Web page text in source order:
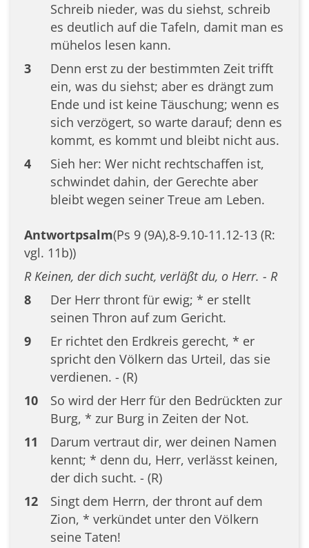
Schreib nieder, was du siehst, schreib
es deutlich auf die Tafeln, damit man es
mühelos lesen kann.
3
Denn erst zu der bestimmten Zeit trifft
ein, was du siehst; aber es drängt zum
Ende und ist keine Täuschung; wenn es
sich verzögert, so warte darauf; denn es
kommt, es kommt und bleibt nicht aus.
4
Sieh her: Wer nicht rechtschaffen ist,
schwindet dahin, der Gerechte aber
bleibt wegen seiner Treue am Leben.
Antwortpsalm(Ps 9 (9A),8-9.10-11.12-13 (R:
vgl. 11b))
R Keinen, der dich sucht, verläßt du, o Herr. - R
8
Der Herr thront für ewig; * er stellt
seinen Thron auf zum Gericht.
9
Er richtet den Erdkreis gerecht, * er
spricht den Völkern das Urteil, das sie
verdienen. - (R)
10
So wird der Herr für den Bedrückten zur
Burg, * zur Burg in Zeiten der Not.
11
Darum vertraut dir, wer deinen Namen
kennt; * denn du, Herr, verlässt keinen,
der dich sucht. - (R)
12
Singt dem Herrn, der thront auf dem
Zion, * verkündet unter den Völkern
seine Taten!